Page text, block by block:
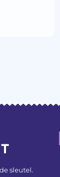
sleutel.